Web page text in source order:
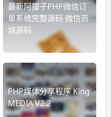
最新阿狸子PHP微信订
单系统完整源码 微信商
城源码
PHP媒体分享程序 King
MEDIA V2.2